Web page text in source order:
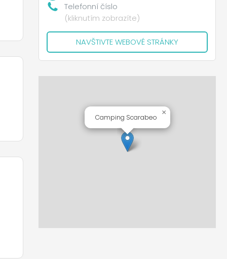
Telefonní číslo
(kliknutím zobrazíte)
NAVŠTIVTE WEBOVÉ STRÁNKY
Camping Scarabeo
×